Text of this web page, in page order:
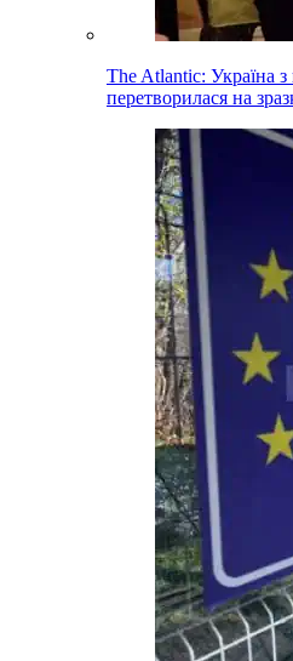
The Atlantic: Україна
перетворилася на